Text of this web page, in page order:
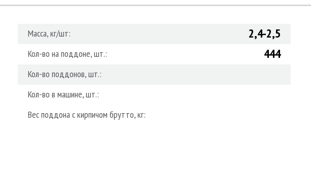
Масса, кг/шт: 2,4-2,5
Кол-во на поддоне, шт.: 444
Кол-во поддонов, шт.:
Кол-во в машине, шт.:
Вес поддона с кирпичом брутто, кг: